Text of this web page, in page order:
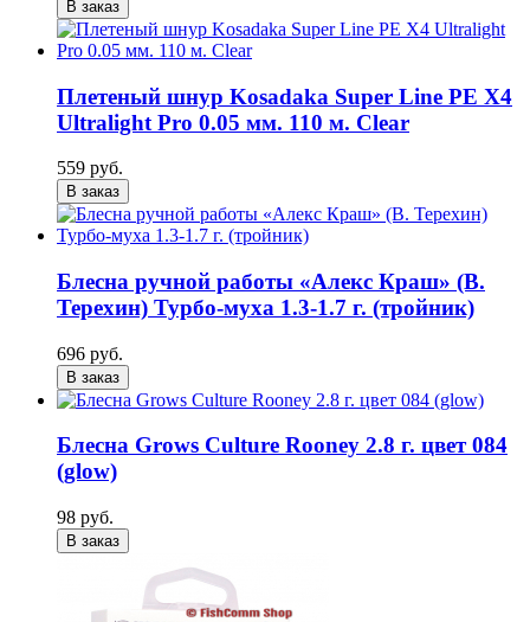
В заказ
Плетеный шнур Kosadaka Super Line PE X4
Ultralight Pro 0.05 мм. 110 м. Clear
559 руб.
В заказ
Блесна ручной работы «Алекс Краш» (В.
Терехин) Турбо-муха 1.3-1.7 г. (тройник)
696 руб.
В заказ
Блесна Grows Culture Rooney 2.8 г. цвет 084
(glow)
98 руб.
В заказ